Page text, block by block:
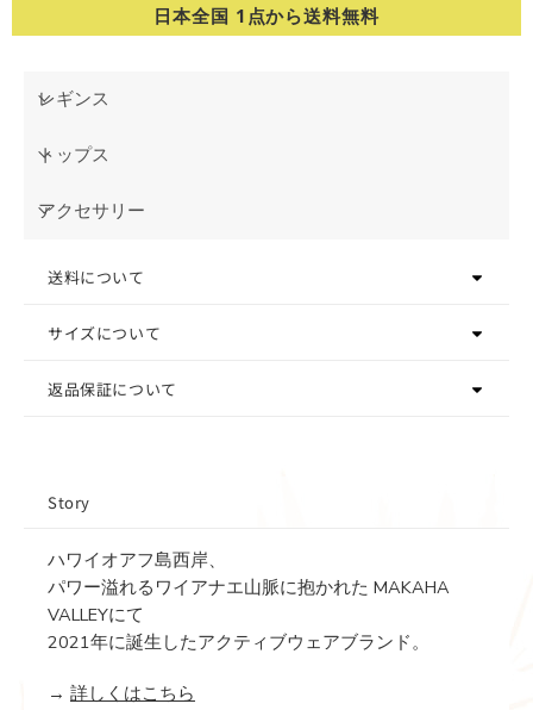
日本全国 1点から送料無料
レギンス
トップス
アクセサリー
送料について
サイズについて
返品保証について
Story
ハワイオアフ島西岸、
パワー溢れるワイアナエ山脈に抱かれた MAKAHA
VALLEYにて
2021年に誕生したアクティブウェアブランド。
→ 詳しくはこちら